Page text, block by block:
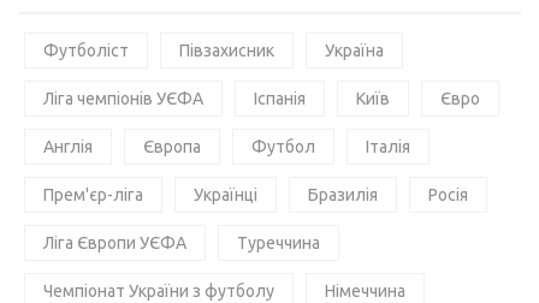
Футболіст Півзахисник Україна
Ліга чемпіонів УЄФА Іспанія Київ Євро
Англія Європа Футбол Італія
Прем'єр-ліга Українці Бразилія Росія
Ліга Європи УЄФА Туреччина
Чемпіонат України з футболу Німеччина